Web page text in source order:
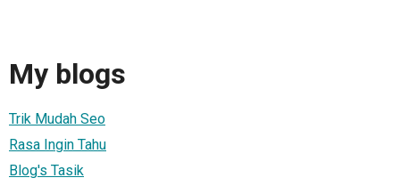
My blogs
Trik Mudah Seo
Rasa Ingin Tahu
Blog's Tasik